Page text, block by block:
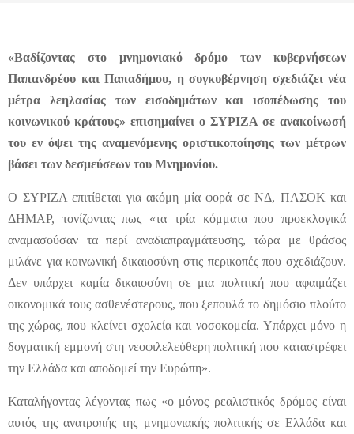
«Βαδίζοντας στο μνημονιακό δρόμο των κυβερνήσεων
Παπανδρέου και Παπαδήμου, η συγκυβέρνηση σχεδιάζει νέα
μέτρα λεηλασίας των εισοδημάτων και ισοπέδωσης του
κοινωνικού κράτους» επισημαίνει ο ΣΥΡΙΖΑ σε ανακοίνωσή
του εν όψει της αναμενόμενης οριστικοποίησης των μέτρων
βάσει των δεσμεύσεων του Μνημονίου.
Ο ΣΥΡΙΖΑ επιτίθεται για ακόμη μία φορά σε ΝΔ, ΠΑΣΟΚ και
ΔΗΜΑΡ, τονίζοντας πως «τα τρία κόμματα που προεκλογικά
αναμασούσαν τα περί αναδιαπραγμάτευσης, τώρα με θράσος
μιλάνε για κοινωνική δικαιοσύνη στις περικοπές που σχεδιάζουν.
Δεν υπάρχει καμία δικαιοσύνη σε μια πολιτική που αφαιμάζει
οικονομικά τους ασθενέστερους, που ξεπουλά το δημόσιο πλούτο
της χώρας, που κλείνει σχολεία και νοσοκομεία. Υπάρχει μόνο η
δογματική εμμονή στη νεοφιλελεύθερη πολιτική που καταστρέφει
την Ελλάδα και αποδομεί την Ευρώπη».
Καταλήγοντας λέγοντας πως «ο μόνος ρεαλιστικός δρόμος είναι
αυτός της ανατροπής της μνημονιακής πολιτικής σε Ελλάδα και